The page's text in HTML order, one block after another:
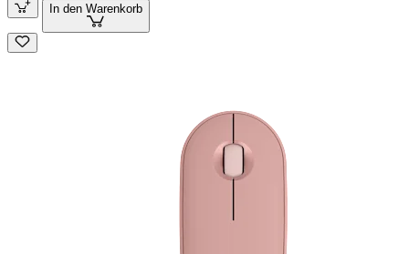
In den Warenkorb